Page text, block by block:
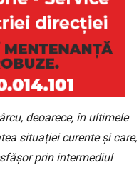
deoarece, în ultimele
situației curente și care,
prin intermediul